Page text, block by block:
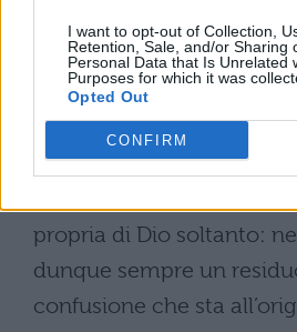
I want to opt-out of Collection,
Retention, Sale, and/or Sharing
Personal Data that Is Unrelated
Purposes for which it was
Opted Out
CONFIRM
anche il male morale
dall’imperfezione
Infatti, le percezioni e le
umane, per quanto
non possono mai
propria di Dio soltanto:
dunque sempre un
confusione che sta